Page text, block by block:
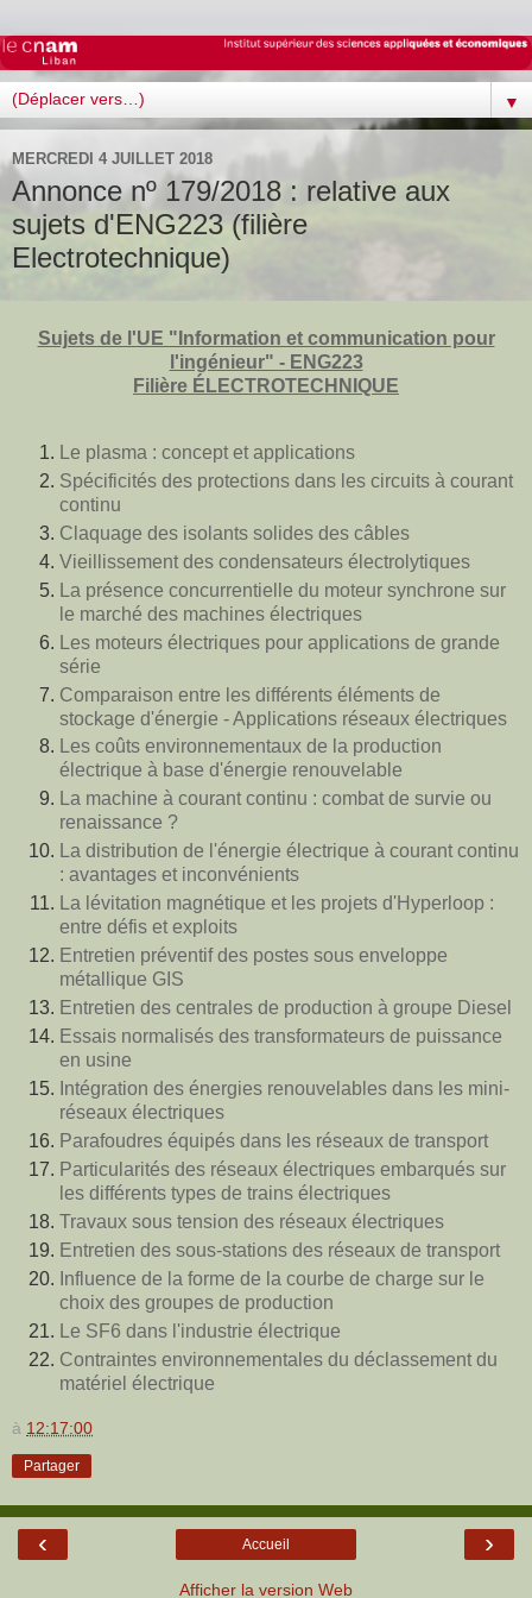
▼
MERCREDI 4 JUILLET 2018
Annonce nº 179/2018 : relative aux
sujets d'ENG223 (filière
Electrotechnique)
Sujets de l'UE "Information et communication pour
l'ingénieur" - ENG223
Filière ÉLECTROTECHNIQUE
Le plasma : concept et applications
Spécificités des protections dans les circuits à courant
continu
Claquage des isolants solides des câbles
Vieillissement des condensateurs électrolytiques
La présence concurrentielle du moteur synchrone sur
le marché des machines électriques
Les moteurs électriques pour applications de grande
série
Comparaison entre les différents éléments de
stockage d'énergie - Applications réseaux électriques
Les coûts environnementaux de la production
électrique à base d'énergie renouvelable
La machine à courant continu : combat de survie ou
renaissance ?
La distribution de l'énergie électrique à courant continu
: avantages et inconvénients
La lévitation magnétique et les projets d'Hyperloop :
entre défis et exploits
Entretien préventif des postes sous enveloppe
métallique GIS
Entretien des centrales de production à groupe Diesel
Essais normalisés des transformateurs de puissance
en usine
Intégration des énergies renouvelables dans les mini-
réseaux électriques
Parafoudres équipés dans les réseaux de transport
Particularités des réseaux électriques embarqués sur
les différents types de trains électriques
Travaux sous tension des réseaux électriques
Entretien des sous-stations des réseaux de transport
Influence de la forme de la courbe de charge sur le
choix des groupes de production
Le SF6 dans l'industrie électrique
Contraintes environnementales du déclassement du
matériel électrique
à 12:17:00
Partager
‹ ›
Accueil
Afficher la version Web